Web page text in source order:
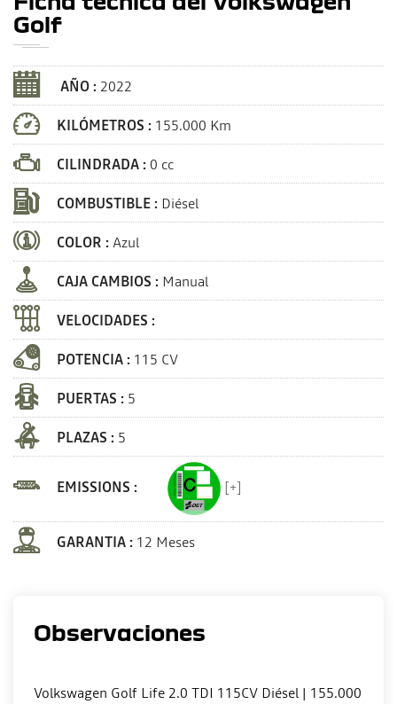
Golf
AÑO : 2022
KILÓMETROS : 155.000 Km
CILINDRADA : 0 cc
COMBUSTIBLE : Diésel
COLOR : Azul
CAJA CAMBIOS : Manual
VELOCIDADES :
POTENCIA : 115 CV
PUERTAS : 5
PLAZAS : 5
EMISSIONS : [+]
GARANTIA : 12 Meses
Observaciones
Volkswagen Golf Life 2.0 TDI 115CV Diésel | 155.000